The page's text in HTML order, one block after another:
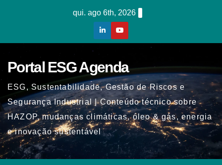
qui. ago 6th, 2026
Portal ESG Agenda
ESG, Sustentabilidade, Gestão de Riscos e
Segurança Industrial | Conteúdo técnico sobre
HAZOP, mudanças climáticas, óleo & gás, energia
e inovação sustentável